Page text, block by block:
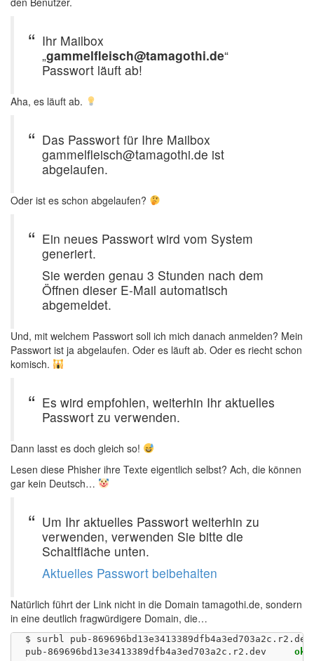
Ihr Mailbox
„gammelfleisch@tamagothi.de“
Passwort läuft ab!
Aha, es läuft ab.
Das Passwort für Ihre Mailbox
gammelfleisch@tamagothi.de ist
abgelaufen.
Oder ist es schon abgelaufen?
Ein neues Passwort wird vom System
generiert.
Sie werden genau 3 Stunden nach dem
Öffnen dieser E-Mail automatisch
abgemeldet.
Und, mit welchem Passwort soll ich mich danach anmelden? Mein
Passwort ist ja abgelaufen. Oder es läuft ab. Oder es riecht schon
komisch.
Es wird empfohlen, weiterhin Ihr aktuelles
Passwort zu verwenden.
Dann lasst es doch gleich so!
Lesen diese Phisher ihre Texte eigentlich selbst? Ach, die können
gar kein Deutsch…
Um Ihr aktuelles Passwort weiterhin zu
verwenden, verwenden Sie bitte die
Schaltfläche unten.
Aktuelles Passwort beibehalten
Natürlich führt der Link nicht in die Domain tamagothi.de, sondern
in eine deutlich fragwürdigere Domain, die…
$ surbl pub-869696bd13e3413389dfb4a3ed703a2c.r2.dev